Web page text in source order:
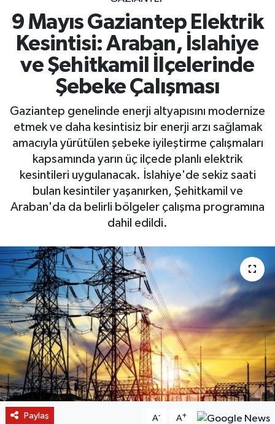
9 Mayıs Gaziantep Elektrik
Kesintisi: Araban, İslahiye
ve Şehitkamil İlçelerinde
Şebeke Çalışması
Gaziantep genelinde enerji altyapısını modernize
etmek ve daha kesintisiz bir enerji arzı sağlamak
amacıyla yürütülen şebeke iyileştirme çalışmaları
kapsamında yarın üç ilçede planlı elektrik
kesintileri uygulanacak. İslahiye'de sekiz saati
bulan kesintiler yaşanırken, Şehitkamil ve
Araban'da da belirli bölgeler çalışma programına
dahil edildi.
Paylaş A- A+